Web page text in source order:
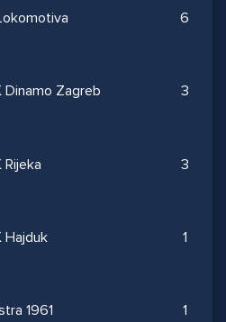
6
Dinamo Zagreb 3
Rijeka 3
Hajduk 1
1961 1